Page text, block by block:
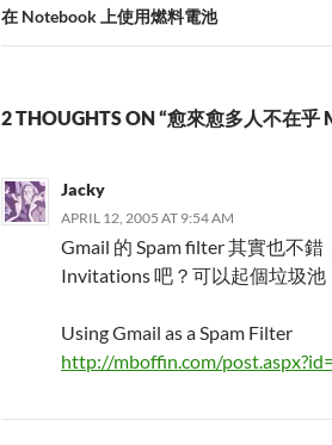
在 Notebook 上使用燃料電池
2 THOUGHTS ON “愈來愈多人不在乎
Jacky
APRIL 12, 2005 AT 9:54 AM
Gmail 的 Spam filter 其實也不
Invitations 吧？可以起個垃圾池
Using Gmail as a Spam Filter
http://mboffin.com/